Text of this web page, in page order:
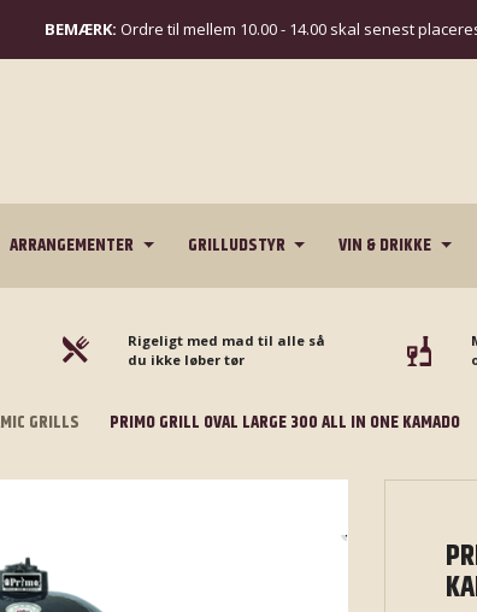
BEMÆRK: Ordre til mellem 10.00 - 14.00 skal senest
ARRANGEMENTER GRILLUDSTYR VIN & DRIKKE
Rigeligt med mad til alle så
du ikke løber tør
GRILLS PRIMO GRILL OVAL LARGE 300 ALL IN ONE KAMADO